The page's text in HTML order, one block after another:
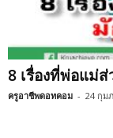
8 เรื่องที่พ่อแม่
ครูอาชีพดอทคอม - 24 กุม